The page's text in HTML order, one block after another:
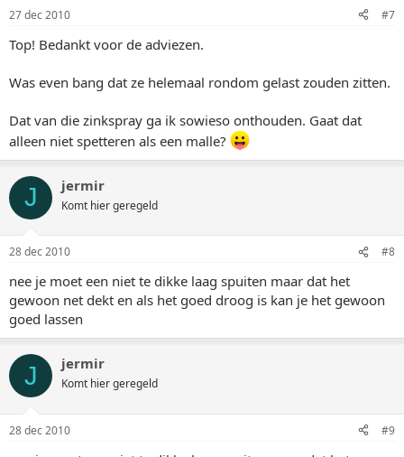
27 dec 2010 #7
Top! Bedankt voor de adviezen.
Was even bang dat ze helemaal rondom gelast zouden zitten.
Dat van die zinkspray ga ik sowieso onthouden. Gaat dat
alleen niet spetteren als een malle?
J jermir
Komt hier geregeld
28 dec 2010 #8
nee je moet een niet te dikke laag spuiten maar dat het
gewoon net dekt en als het goed droog is kan je het gewoon
goed lassen
J jermir
Komt hier geregeld
28 dec 2010 #9